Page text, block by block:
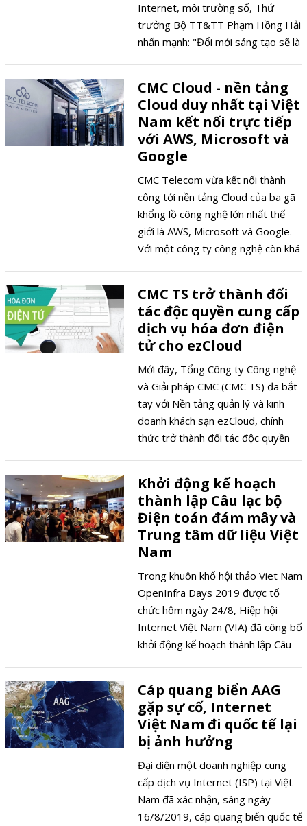
Internet, môi trường số, Thứ
trưởng Bộ TT&TT Phạm Hồng Hải
nhấn mạnh: "Đổi mới sáng tạo sẽ là
trong chuyển đổi số nền kinh tế".
CMC Cloud - nền tảng
Cloud duy nhất tại Việt
Nam kết nối trực tiếp
với AWS, Microsoft và
Google
CMC Telecom vừa kết nối thành
công tới nền tảng Cloud của ba gã
khổng lồ công nghệ lớn nhất thế
giới là AWS, Microsoft và Google.
Với một công ty công nghệ còn khá
CMC TS trở thành đối
tác độc quyền cung cấp
dịch vụ hóa đơn điện
tử cho ezCloud
Mới đây, Tổng Công ty Công nghệ
và Giải pháp CMC (CMC TS) đã bắt
tay với Nền tảng quản lý và kinh
doanh khách sạn ezCloud, chính
thức trở thành đối tác độc quyền
Khởi động kế hoạch
thành lập Câu lạc bộ
Điện toán đám mây và
Trung tâm dữ liệu Việt
Nam
Trong khuôn khổ hội thảo Viet Nam
OpenInfra Days 2019 được tổ
chức hôm ngày 24/8, Hiệp hội
Internet Việt Nam (VIA) đã công bố
khởi động kế hoạch thành lập Câu
Cáp quang biển AAG
gặp sự cố, Internet
Việt Nam đi quốc tế lại
bị ảnh hưởng
Đại diện một doanh nghiệp cung
cấp dịch vụ Internet (ISP) tại Việt
Nam đã xác nhận, sáng ngày
16/8/2019, cáp quang biển quốc tế